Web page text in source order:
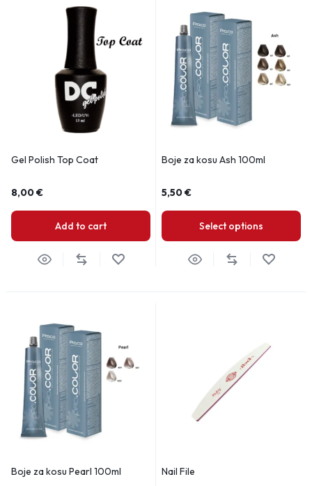
Gel Polish Top Coat
8,00€
Add to cart
Boje za kosu Ash 100ml
5,50€
Select options
Boje za kosu Pearl 100ml Nail File